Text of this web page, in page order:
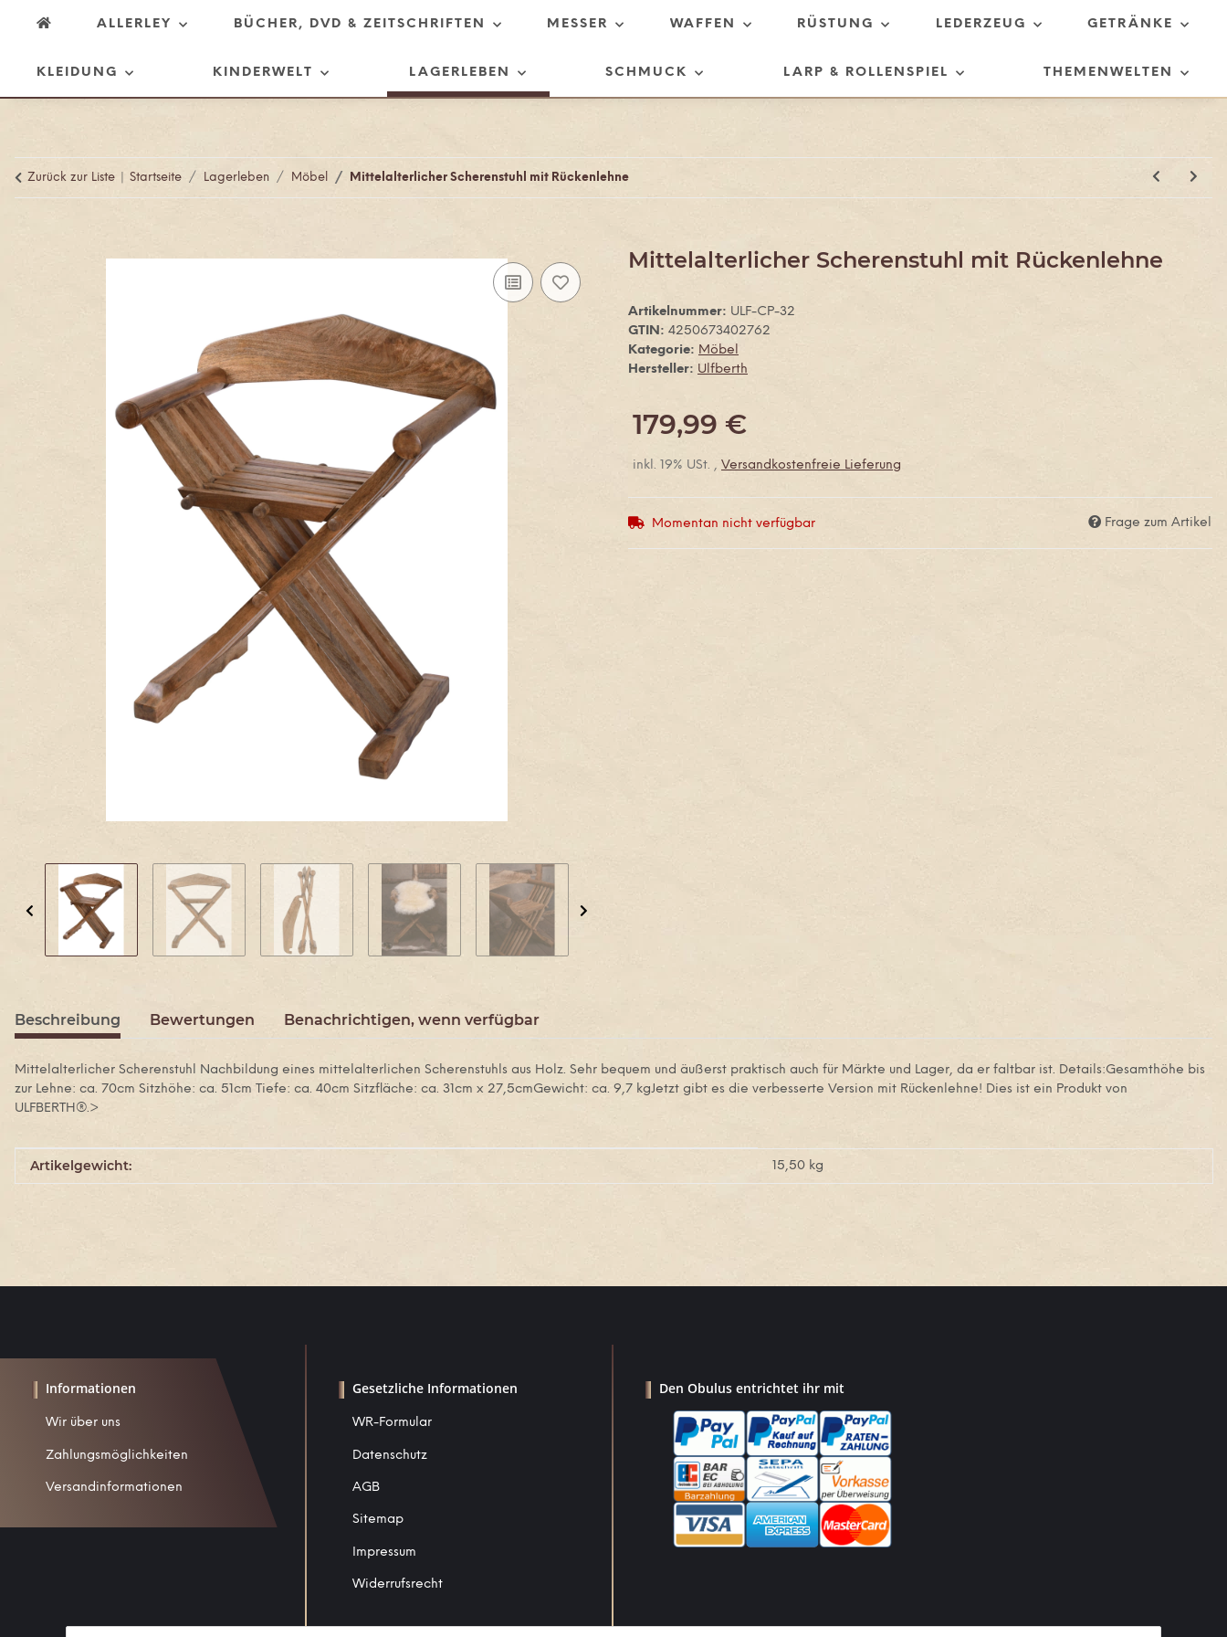
ALLERLEY BÜCHER, DVD & ZEITSCHRIFTEN MESSER WAFFEN RÜSTUNG LEDERZEUG GETRÄNKE
KLEIDUNG KINDERWELT LAGERLEBEN SCHMUCK LARP & ROLLENSPIEL THEMENWELTEN
Zurück zur Liste Startseite Lagerleben Möbel Mittelalterlicher Scherenstuhl mit Rückenlehne
Mittelalterlicher Scherenstuhl mit Rückenlehne
Artikelnummer: ULF-CP-32
GTIN: 4250673402762
Kategorie: Möbel
Hersteller: Ulfberth
179,99 €
inkl. 19% USt. , Versandkostenfreie Lieferung
Momentan nicht verfügbar Frage zum Artikel
Beschreibung Bewertungen Benachrichtigen, wenn verfügbar
Mittelalterlicher Scherenstuhl Nachbildung eines mittelalterlichen Scherenstuhls aus Holz. Sehr bequem und äußerst praktisch auch für Märkte und Lager, da er faltbar ist. Details:Gesamthöhe bis
zur Lehne: ca. 70cm Sitzhöhe: ca. 51cm Tiefe: ca. 40cm Sitzfläche: ca. 31cm x 27,5cmGewicht: ca. 9,7 kgJetzt gibt es die verbesserte Version mit Rückenlehne! Dies ist ein Produkt von
ULFBERTH®.>
Produkteigenschaft
Wert
Artikelgewicht: 15,50 kg
Informationen
Wir über uns
Zahlungsmöglichkeiten
Versandinformationen
Gesetzliche Informationen
WR-Formular
Datenschutz
AGB
Sitemap
Impressum
Widerrufsrecht
Den Obulus entrichtet ihr mit